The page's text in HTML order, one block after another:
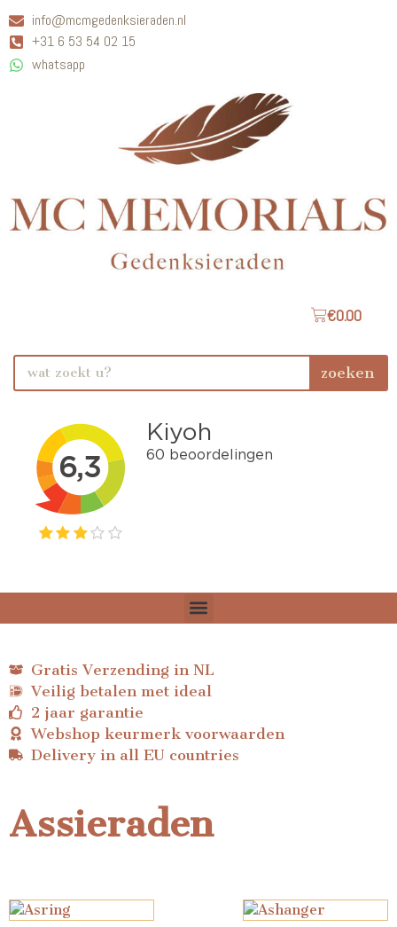
info@mcmgedenksieraden.nl
+31 6 53 54 02 15
whatsapp
€0.00
zoeken
Gratis Verzending in NL
Veilig betalen met ideal
2 jaar garantie
Webshop keurmerk voorwaarden
Delivery in all EU countries
Assieraden